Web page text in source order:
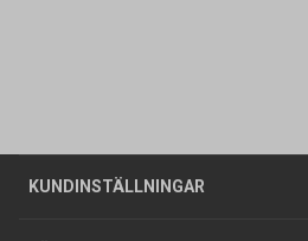
KUNDINSTÄLLNINGAR
Företagskund / Privatkund
Allmänna försäljningsvillkor
Butiker
Om oss